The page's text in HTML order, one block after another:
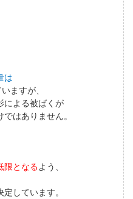
は
ますが、
による被ばくが
はありません。
限となるよう、
しています。